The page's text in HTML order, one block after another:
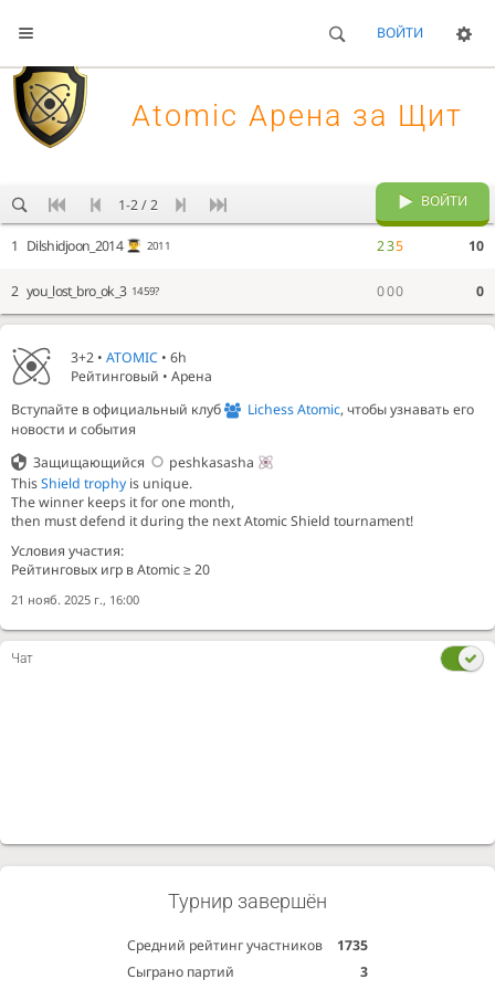
ВОЙТИ
3+2 •ATOMIC • 6h
Рейтинговый • Арена
Вступайте в официальный клуб
Lichess Atomic, чтобы узнавать его
новости и события
Защищающийся
peshkasasha
ThisShield trophy is unique.
The winner keeps it for one month,
then must defend it during the next Atomic Shield tournament!
Условия участия:
Рейтинговых игр в Atomic ≥ 20
21 нояб. 2025 г., 16:00
Чат
Турнир завершён
Средний рейтинг участников
1735
Сыграно партий
3
 Atomic Арена за Щит
1-2 / 2 ВОЙТИ
1 Dilshidjoon_2014 2011 235 10
2 you_lost_bro_ok_3 1459? 000 0